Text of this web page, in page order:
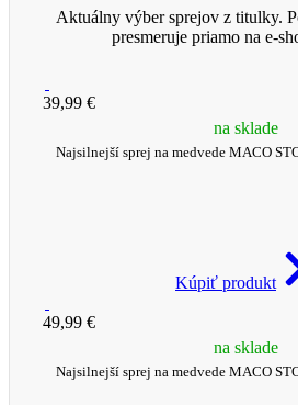
Aktuálny výber sprejov z titulky.
presmeruje priamo na e-
39,99 €
na sklade
Najsilnejší sprej na medvede MACO
Kúpiť produkt
49,99 €
na sklade
Najsilnejší sprej na medvede MACO